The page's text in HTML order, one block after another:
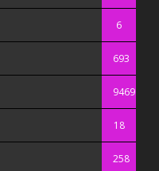
6
693
9469
18
258